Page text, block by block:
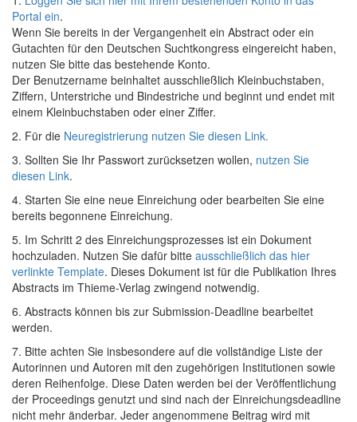
Portal ein.
Wenn Sie bereits in der Vergangenheit ein Abstract oder ein
Gutachten für den Deutschen Suchtkongress eingereicht haben,
nutzen Sie bitte das bestehende Konto.
Der Benutzername beinhaltet ausschließlich Kleinbuchstaben,
Ziffern, Unterstriche und Bindestriche und beginnt und endet mit
einem Kleinbuchstaben oder einer Ziffer.
2. Für die Neuregistrierung nutzen Sie diesen Link.
3. Sollten Sie Ihr Passwort zurücksetzen wollen, nutzen Sie
diesen Link.
4. Starten Sie eine neue Einreichung oder bearbeiten Sie eine
bereits begonnene Einreichung.
5. Im Schritt 2 des Einreichungsprozesses ist ein Dokument
hochzuladen. Nutzen Sie dafür bitte ausschließlich das hier
verlinkte Template. Dieses Dokument ist für die Publikation Ihres
Abstracts im Thieme-Verlag zwingend notwendig.
6. Abstracts können bis zur Submission-Deadline bearbeitet
werden.
7. Bitte achten Sie insbesondere auf die vollständige Liste der
Autorinnen und Autoren mit den zugehörigen Institutionen sowie
deren Reihenfolge. Diese Daten werden bei der Veröffentlichung
der Proceedings genutzt und sind nach der Einreichungsdeadline
nicht mehr änderbar. Jeder angenommene Beitrag wird mit